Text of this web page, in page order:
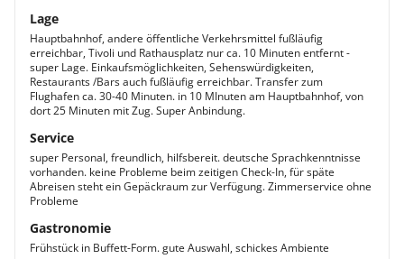
Lage
Hauptbahnhof, andere öffentliche Verkehrsmittel fußläufig
erreichbar, Tivoli und Rathausplatz nur ca. 10 Minuten entfernt -
super Lage. Einkaufsmöglichkeiten, Sehenswürdigkeiten,
Restaurants /Bars auch fußläufig erreichbar. Transfer zum
Flughafen ca. 30-40 Minuten. in 10 MInuten am Hauptbahnhof, von
dort 25 Minuten mit Zug. Super Anbindung.
Service
super Personal, freundlich, hilfsbereit. deutsche Sprachkenntnisse
vorhanden. keine Probleme beim zeitigen Check-In, für späte
Abreisen steht ein Gepäckraum zur Verfügung. Zimmerservice ohne
Probleme
Gastronomie
Frühstück in Buffett-Form. gute Auswahl, schickes Ambiente